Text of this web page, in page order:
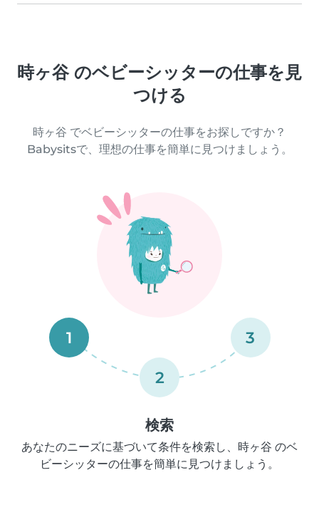
時ヶ谷 のベビーシッターの仕事を見
つける
時ヶ谷 でベビーシッターの仕事をお探しですか？
Babysitsで、理想の仕事を簡単に見つけましょう。
1
2
3
検索
あなたのニーズに基づいて条件を検索し、時ヶ谷 のベ
ビーシッターの仕事を簡単に見つけましょう。